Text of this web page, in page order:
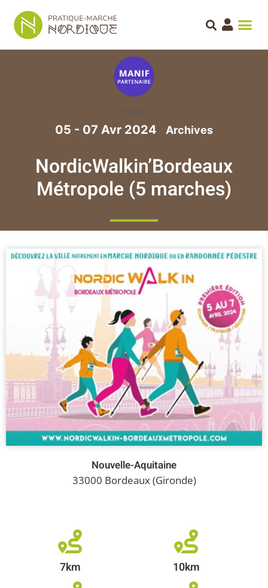
Date
05 - 07 Avr 2024
NordicWalkin’Bordeaux
Métropole (5 marches)
7km 10km
Nouvelle-Aquitaine
33000 Bordeaux (Gironde)